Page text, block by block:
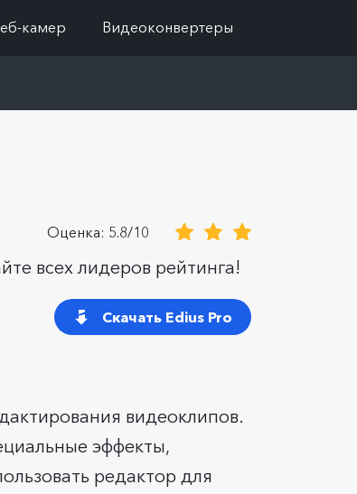
камер Видеоконвертеры
Оценка: 5.8/10
всех лидеров рейтинга!
Скачать Edius Pro
видеоклипов.
эффекты,
редактор для